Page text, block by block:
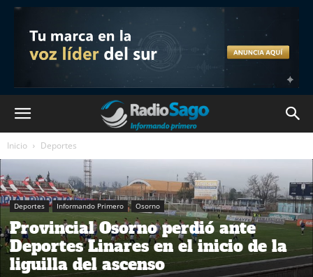
Inicio Deportes
Deportes Informando Primero Osorno
Provincial Osorno perdió ante
Deportes Linares en el inicio de la
liguilla del ascenso